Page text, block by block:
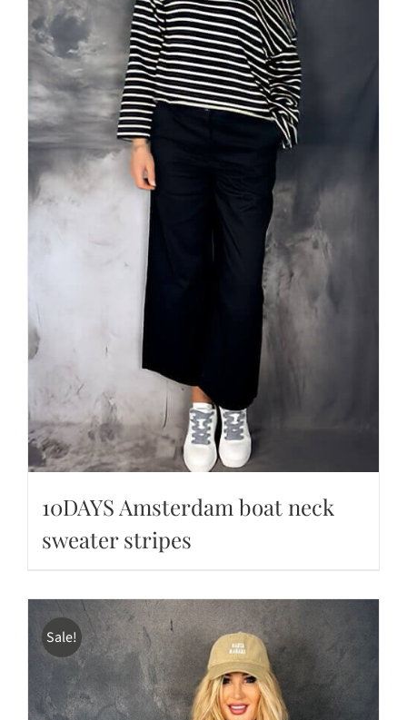
10DAYS Amsterdam boat neck
sweater stripes
Sale!